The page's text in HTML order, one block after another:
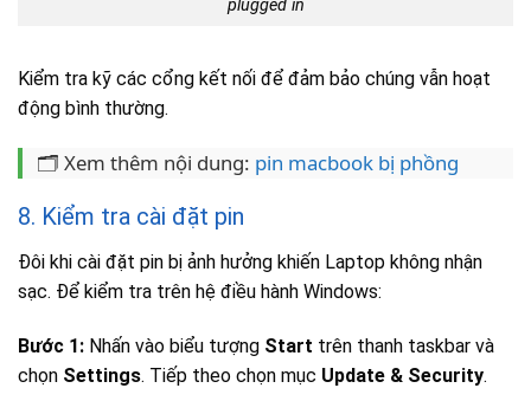
plugged in
Kiểm tra kỹ các cổng kết nối để đảm bảo chúng vẫn hoạt
động bình thường.
🗂️ Xem thêm nội dung: pin macbook bị phồng
8. Kiểm tra cài đặt pin
Đôi khi cài đặt pin bị ảnh hưởng khiến Laptop không nhận
sạc. Để kiểm tra trên hệ điều hành Windows:
Bước 1: Nhấn vào biểu tượng Start trên thanh taskbar và
chọn Settings. Tiếp theo chọn mục Update & Security.